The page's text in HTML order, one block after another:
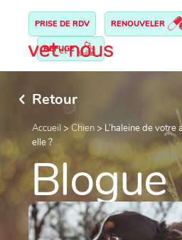
PRISE DE RDV RENOUVELER
REFUGE
Retour
Accueil >Chien > L’haleine de
elle ?
Blogue